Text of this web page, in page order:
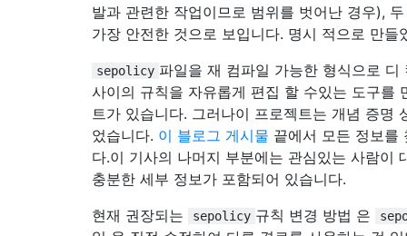
발과 관련한 작업이므로 범위를 벗어난 경우),
가장 안전한 것으로 보입니다. 명시 적으로 만들
sepolicy 파일을 재 컴파일 가능한 형식으로 디
사이의 규칙을 자유롭게 편집 할 수있는 도구를
트가 있습니다. 그러나이 프로젝트는 개념 증명
었습니다. 이 블로그 게시물 끝에서 모든 정보를
다.이 기사의 나머지 부분에는 관심있는 사람이
충분한 세부 정보가 포함되어 있습니다.
현재 권장되는
sepolicy 규칙 변경 방법 은